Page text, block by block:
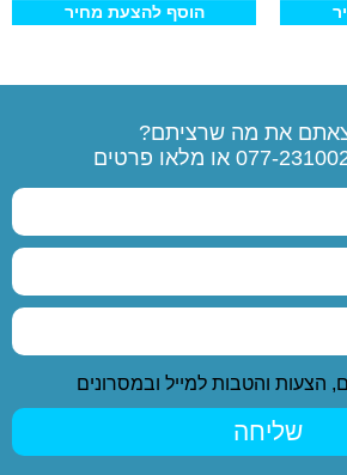
הוסף להצעת מחיר
את מה שרציתם?
077- או מלאו פרטים
הצעות והטבות למייל ובמסרונים
שליחה